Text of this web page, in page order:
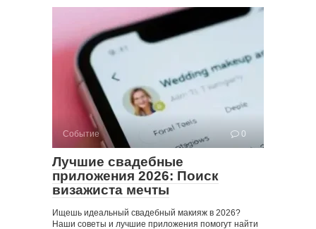
Событие 0
Лучшие свадебные
приложения 2026: Поиск
визажиста мечты
Ищешь идеальный свадебный макияж в 2026?
Наши советы и лучшие приложения помогут найти